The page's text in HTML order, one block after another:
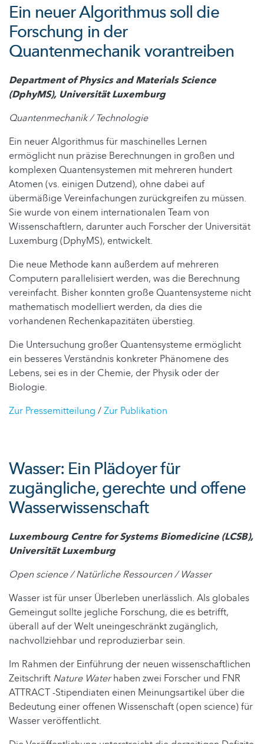
Ein neuer Algorithmus soll die
Forschung in der
Quantenmechanik vorantreiben
Department of Physics and Materials Science
(DphyMS), Universität Luxemburg
Quantenmechanik / Technologie
Ein neuer Algorithmus für maschinelles Lernen
ermöglicht nun präzise Berechnungen in großen und
komplexen Quantensystemen mit mehreren hundert
Atomen (vs. einigen Dutzend), ohne dabei auf
übermäßige Vereinfachungen zurückgreifen zu müssen.
Sie wurde von einem internationalen Team von
Wissenschaftlern, darunter auch Forscher der Universität
Luxemburg (DphyMS), entwickelt.
Die neue Methode kann außerdem auf mehreren
Computern parallelisiert werden, was die Berechnung
vereinfacht. Bisher konnten große Quantensysteme nicht
mathematisch modelliert werden, da dies die
vorhandenen Rechenkapazitäten überstieg.
Die Untersuchung großer Quantensysteme ermöglicht
ein besseres Verständnis konkreter Phänomene des
Lebens, sei es in der Chemie, der Physik oder der
Biologie.
Zur Pressemitteilung /Zur Publikation
Wasser: Ein Plädoyer für
zugängliche, gerechte und offene
Wasserwissenschaft
Luxembourg Centre for Systems Biomedicine (LCSB),
Universität Luxemburg
Open science / Natürliche Ressourcen / Wasser
Wasser ist für unser Überleben unerlässlich. Als globales
Gemeingut sollte jegliche Forschung, die es betrifft,
überall auf der Welt uneingeschränkt zugänglich,
nachvollziehbar und reproduzierbar sein.
Im Rahmen der Einführung der neuen wissenschaftlichen
Zeitschrift Nature Waterhaben zwei Forscher und FNR
ATTRACT -Stipendiaten einen Meinungsartikel über die
Bedeutung einer offenen Wissenschaft (open science) für
Wasser veröffentlicht.